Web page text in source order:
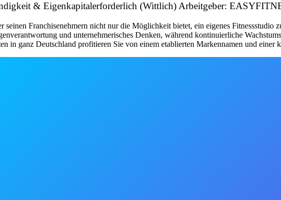
& Eigenkapitalerforderlich (Wittlich) Arbeitgeber:
Franchisenehmern nicht nur die Möglichkeit bietet, ein eigenes Fitnessstudio
und unternehmerisches Denken, während kontinuierliche
in ganz Deutschland profitieren Sie von einem etablierten Markennamen und